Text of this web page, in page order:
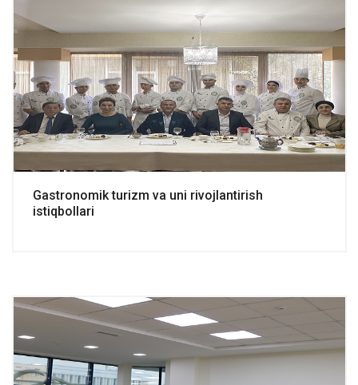
Gastronomik turizm va uni rivojlantirish
istiqbollari